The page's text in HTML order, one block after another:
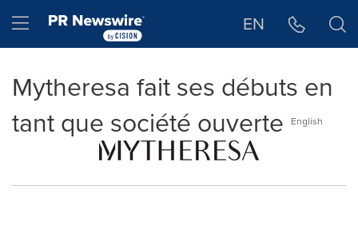
Hamburger menu EN
Mytheresa fait ses débuts en
tant que société ouverte
English